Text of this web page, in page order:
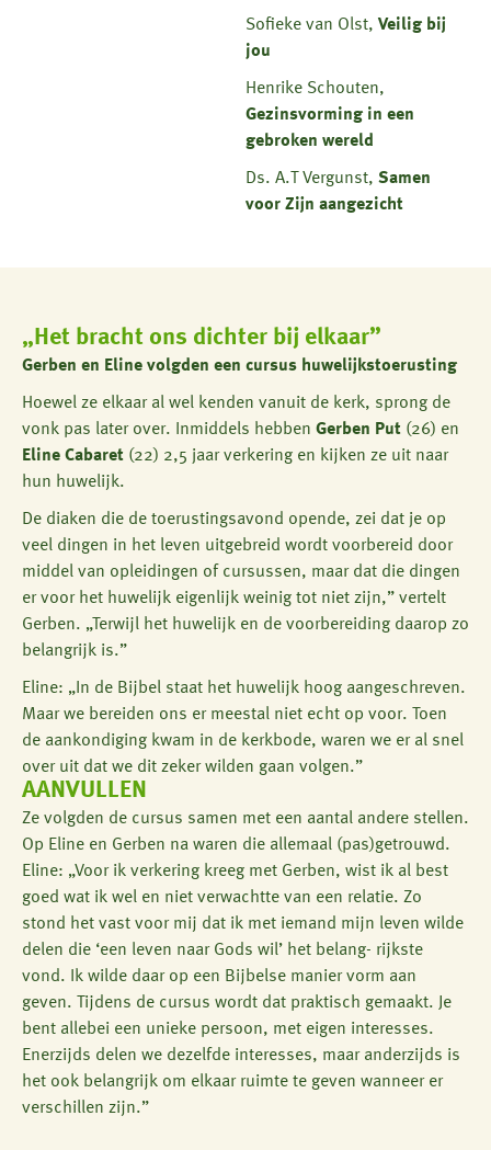
Sofieke van Olst, Veilig bij
jou
Henrike Schouten,
Gezinsvorming in een
gebroken wereld
Ds. A.T Vergunst, Samen
voor Zijn aangezicht
„Het bracht ons dichter bij elkaar”
Gerben en Eline volgden een cursus huwelijkstoerusting
Hoewel ze elkaar al wel kenden vanuit de kerk, sprong de
vonk pas later over. Inmiddels hebben Gerben Put (26) en
Eline Cabaret (22) 2,5 jaar verkering en kijken ze uit naar
hun huwelijk.
De diaken die de toerustingsavond opende, zei dat je op
veel dingen in het leven uitgebreid wordt voorbereid door
middel van opleidingen of cursussen, maar dat die dingen
er voor het huwelijk eigenlijk weinig tot niet zijn,” vertelt
Gerben. „Terwijl het huwelijk en de voorbereiding daarop zo
belangrijk is.”
Eline: „In de Bijbel staat het huwelijk hoog aangeschreven.
Maar we bereiden ons er meestal niet echt op voor. Toen
de aankondiging kwam in de kerkbode, waren we er al snel
over uit dat we dit zeker wilden gaan volgen.”
AANVULLEN
Ze volgden de cursus samen met een aantal andere stellen.
Op Eline en Gerben na waren die allemaal (pas)getrouwd.
Eline: „Voor ik verkering kreeg met Gerben, wist ik al best
goed wat ik wel en niet verwachtte van een relatie. Zo
stond het vast voor mij dat ik met iemand mijn leven wilde
delen die ‘een leven naar Gods wil’ het belang- rijkste
vond. Ik wilde daar op een Bijbelse manier vorm aan
geven. Tijdens de cursus wordt dat praktisch gemaakt. Je
bent allebei een unieke persoon, met eigen interesses.
Enerzijds delen we dezelfde interesses, maar anderzijds is
het ook belangrijk om elkaar ruimte te geven wanneer er
verschillen zijn.”